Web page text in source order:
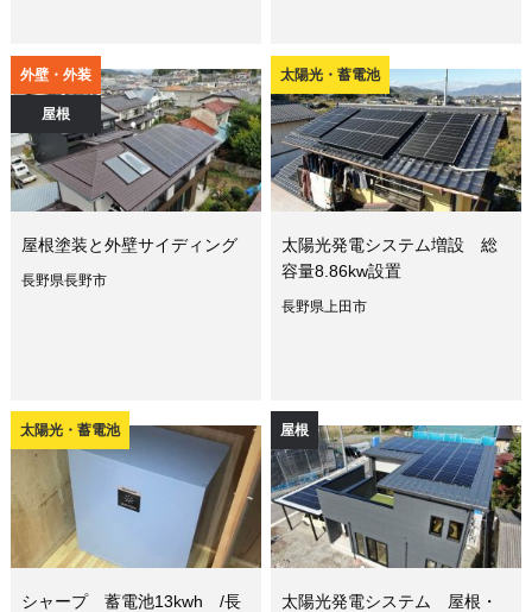
外壁・外装
屋根
屋根塗装と外壁サイディング
長野県長野市
太陽光・蓄電池
太陽光発電システム増設 総
容量8.86kw設置
長野県上田市
太陽光・蓄電池
シャープ 蓄電池13kwh /長
屋根
太陽光発電システム 屋根・